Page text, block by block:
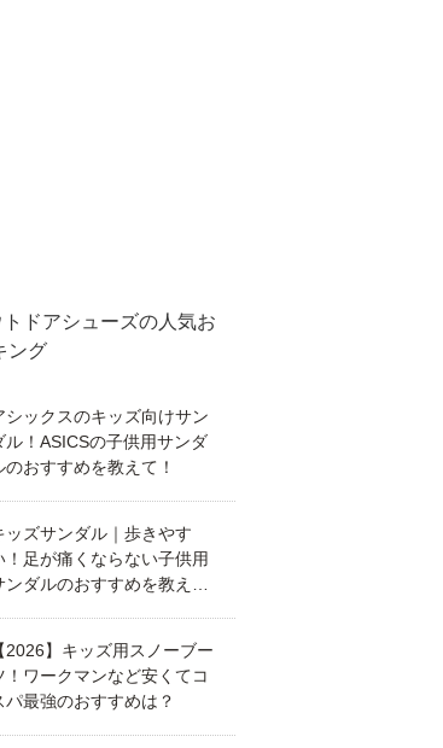
ドアシューズの人気お
ング
シックスのキッズ向けサン
ル！ASICSの子供用サンダ
のおすすめを教えて！
ッズサンダル｜歩きやす
！足が痛くならない子供用
ンダルのおすすめを教え
【2026】キッズ用スノーブー
！ワークマンなど安くてコ
パ最強のおすすめは？